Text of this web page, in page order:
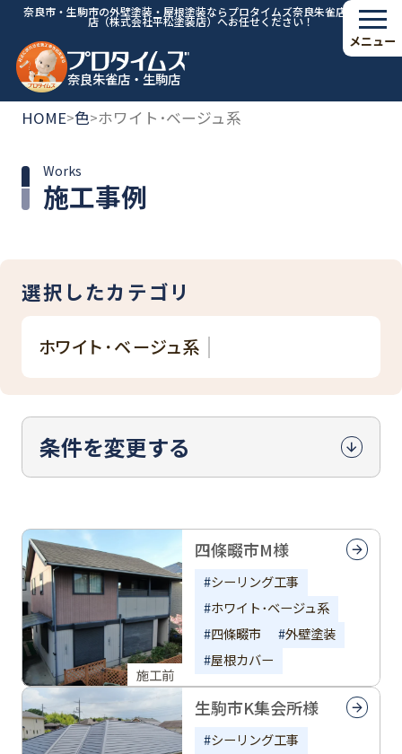
奈良市・生駒市の外壁塗装・屋根塗装ならプロタイムズ奈良朱雀店・生駒
店（株式会社平松塗装店）へお任せください！
奈良朱雀店・生駒店
メニュー
HOME>色>ホワイト･ベージュ系
施工事例
Works
選択したカテゴリ
ホワイト･ベージュ系
条件を変更する
施工前
四條畷市M様
シーリング工事
ホワイト･ベージュ系
四條畷市
外壁塗装
屋根カバー
生駒市K集会所様
シーリング工事